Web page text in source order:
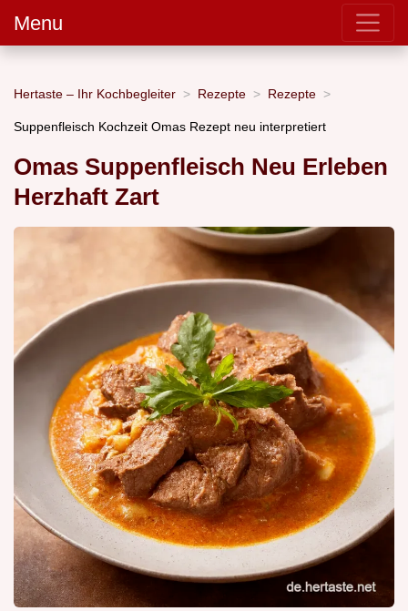
Menu
Hertaste – Ihr Kochbegleiter Rezepte Rezepte
Suppenfleisch Kochzeit Omas Rezept neu interpretiert
Omas Suppenfleisch Neu Erleben
Herzhaft Zart